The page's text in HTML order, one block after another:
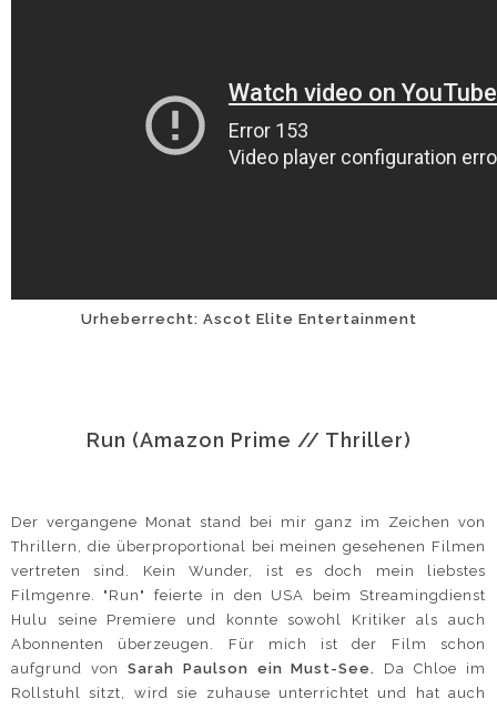
Urheberrecht: Ascot Elite Entertainment
Run (Amazon Prime // Thriller)
Der vergangene Monat stand bei mir ganz im Zeichen von
Thrillern, die überproportional bei meinen gesehenen Filmen
vertreten sind. Kein Wunder, ist es doch mein liebstes
Filmgenre. "Run" feierte in den USA beim Streamingdienst
Hulu seine Premiere und konnte sowohl Kritiker als auch
Abonnenten überzeugen. Für mich ist der Film schon
aufgrund von Sarah Paulson ein Must-See. Da Chloe im
Rollstuhl sitzt, wird sie zuhause unterrichtet und hat auch